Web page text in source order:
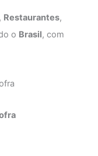
, Restaurantes,
o Brasil, com